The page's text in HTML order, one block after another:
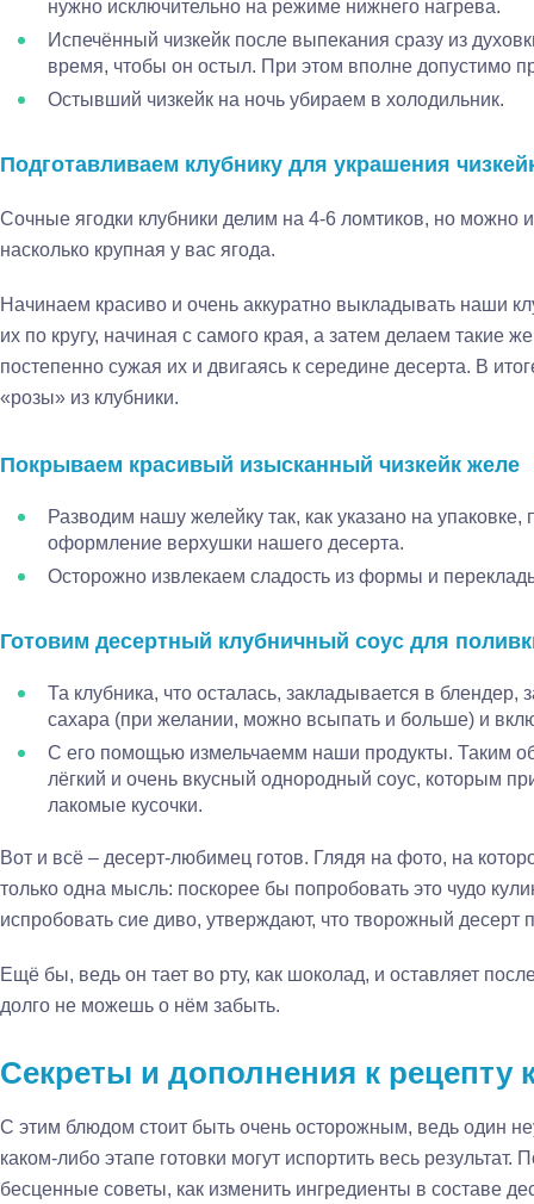
нужно исключительно на режиме нижнего нагрева.
Испечённый чизкейк после выпекания сразу из
время, чтобы он остыл. При этом вполне допустимо
Остывший чизкейк на ночь убираем в холодильник.
Подготавливаем клубнику для украшения
Сочные ягодки клубники делим на 4-6 ломтиков, но можно
насколько крупная у вас ягода.
Начинаем красиво и очень аккуратно выкладывать наши
их по кругу, начиная с самого края, а затем делаем такие
постепенно сужая их и двигаясь к середине десерта. В
«розы» из клубники.
Покрываем красивый изысканный чизкейк желе
Разводим нашу желейку так, как указано на
оформление верхушки нашего десерта.
Осторожно извлекаем сладость из формы и
Готовим десертный клубничный соус для
Та клубника, что осталась, закладывается в
сахара (при желании, можно всыпать и больше) и
С его помощью измельчаемм наши продукты. Таким
лёгкий и очень вкусный однородный соус, которым
лакомые кусочки.
Вот и всё – десерт-любимец готов. Глядя на фото, на
только одна мысль: поскорее бы попробовать это чудо
испробовать сие диво, утверждают, что творожный десерт
Ещё бы, ведь он тает во рту, как шоколад, и оставляет
долго не можешь о нём забыть.
Секреты и дополнения к рецепту
С этим блюдом стоит быть очень осторожным, ведь один
каком-либо этапе готовки могут испортить весь
бесценные советы, как изменить ингредиенты в составе